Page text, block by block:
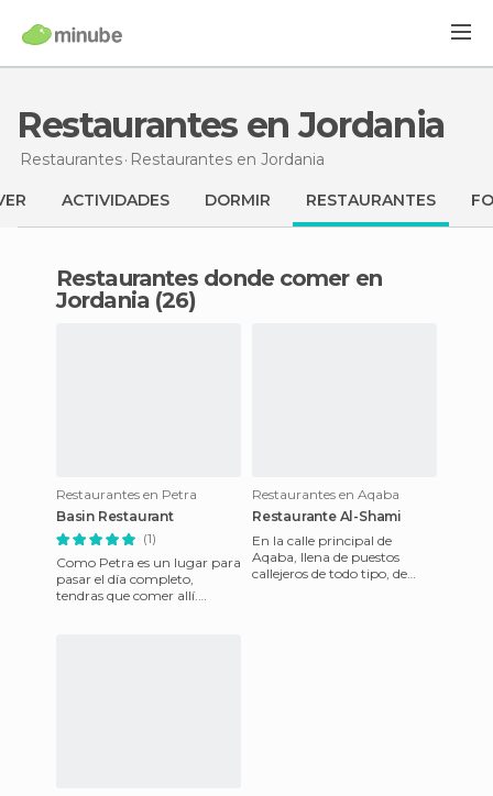
Restaurantes en Jordania
Restaurantes Restaurantes en Jordania
ACTIVIDADES DORMIR RESTAURANTES
Restaurantes donde comer en
Jordania (26)
Restaurantes en Petra
Basin Restaurant
(1)
Como Petra es un lugar para
pasar el día completo,
tendras que comer allí.
Restaurantes en Aqaba
Restaurante Al-Shami
En la calle principal de
Aqaba, llena de puestos
callejeros de todo tipo, de